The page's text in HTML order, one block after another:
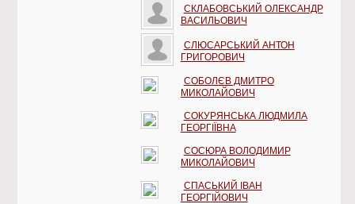
СКЛАБОВСЬКИЙ ОЛЕКСАНДР
ВАСИЛЬОВИЧ
СЛЮСАРСЬКИЙ АНТОН
ГРИГОРОВИЧ
СОБОЛЄВ ДМИТРО
МИКОЛАЙОВИЧ
СОКУРЯНСЬКА ЛЮДМИЛА
ГЕОРГІЇВНА
СОСЮРА ВОЛОДИМИР
МИКОЛАЙОВИЧ
СПАСЬКИЙ ІВАН
ГЕОРГІЙОВИЧ